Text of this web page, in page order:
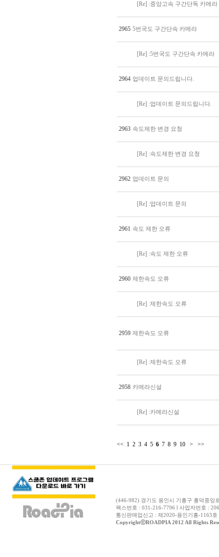
[Re] :중앙고속 구간단독 카메라
2965 5번국도 구간단속 카메라
[Re] :5번국도 구간단속 카메라
2964 업데이트 문의드립니다.
[Re] :업데이트 문의드립니다.
2963 속도제한 변경 요청
[Re] :속도제한 변경 요청
2962 업데이트 문의
[Re] :업데이트 문의
2961 속도 제한 오류
[Re] :속도 제한 오류
2960 제한속도 오류
[Re] :제한속도 오류
2959 제한속도 오류
[Re] :제한속도 오류
2958 카메라신설
[Re] :카메라신설
<< 1 2 3 4 5 6 7 8 9 10 > >>
(446-982) 경기도 용인시 기흥구 흥덕중앙
팩스번호 : 031-216-7796 l 사업자번호 :
통신판매업신고 : 제2020-용인기흥-1163
CopyrightⓒROADPIA 2012 All Rights